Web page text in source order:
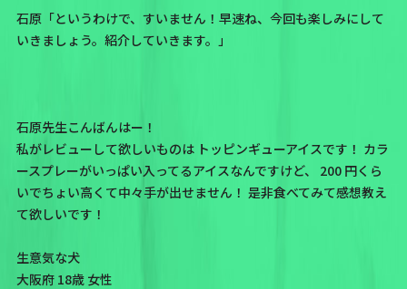
石原「というわけで、すいません！早速ね、今回も楽しみにして
いきましょう。紹介していきます。」
石原先生こんばんはー！
私がレビューして欲しいものは トッピンギューアイスです！ カラ
ースプレーがいっぱい入ってるアイスなんですけど、 200 円くら
いでちょい高くて中々手が出せません！ 是非食べてみて感想教え
て欲しいです！
生意気な犬
大阪府 18歳 女性